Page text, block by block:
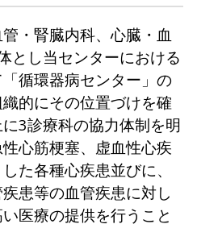
・腎臓内科、心臓・血
とし当センターにおける
循環器病センター」の
的にその位置づけを確
3診療科の協力体制を明
心筋梗塞、虚血性心疾
た各種心疾患並びに、
患等の血管疾患に対し
医療の提供を行うこと